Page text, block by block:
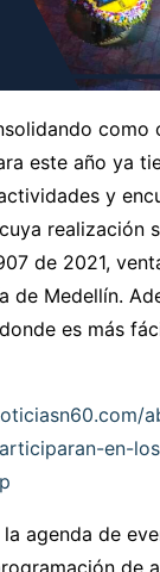
como
este año ya
y
realización
de 2021,
de Medellín.
es más
en-
agenda de